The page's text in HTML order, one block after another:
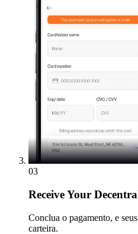
03
ReceiveYour
Conclua o pagamento, e
carteira.